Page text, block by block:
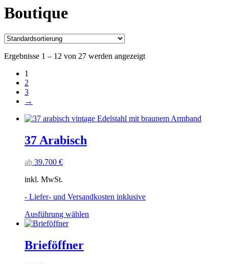
Boutique
Ergebnisse 1 – 12 von 27 werden angezeigt
1
2
3
→
37 Arabisch
ab 39.700 €
inkl. MwSt.
- Liefer- und Versandkosten inklusive
Ausführung wählen
Brieföffner